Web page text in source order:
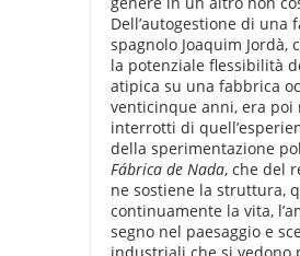
Dell’autogestione di una
spagnolo Joaquim Jordà,
la potenziale flessibilità
atipica su una fabbrica
venticinque anni, era poi
interrotti di
della sperimentazione
Fábrica de Nada, che del
ne sostiene la struttura,
continuamente la vita,
segno nel paesaggio e